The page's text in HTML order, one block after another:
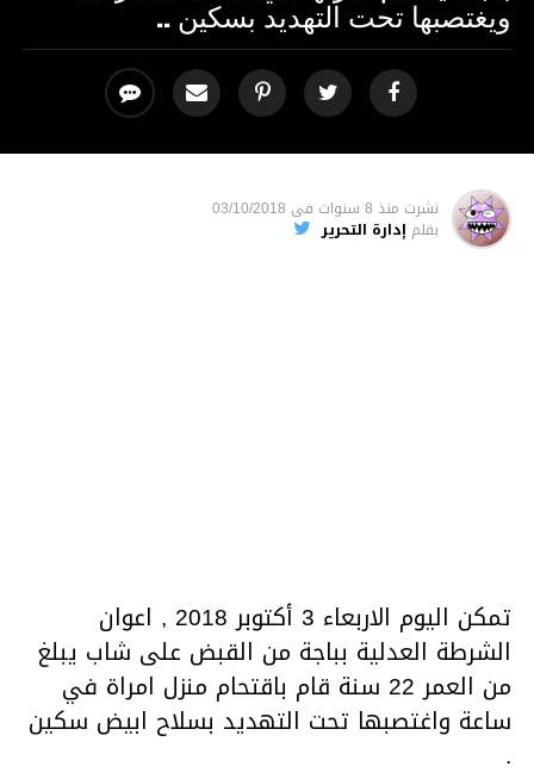
ويغتصبها تحت التهديد بسكين ..
نشرت منذ 8 سنوات فى 03/10/2018
بقلم إدارة التحرير
تمكن اليوم الاربعاء 3 أكتوبر 2018 , اعوان
الشرطة العدلية بباجة من القبض على شاب يبلغ
من العمر 22 سنة قام باقتحام منزل امراة في
ساعة واغتصبها تحت التهديد بسلاح ابيض سكين
.